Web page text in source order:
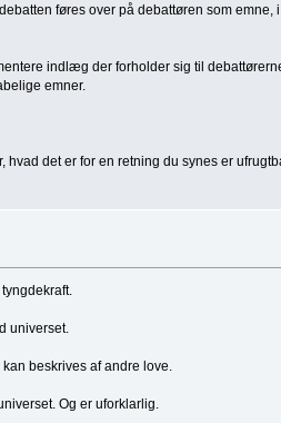
føres over på debattøren som emne,
indlæg der forholder sig til
emner.
det er for en retning du synes er
universet.
beskrives af andre love.
Og er uforklarlig.